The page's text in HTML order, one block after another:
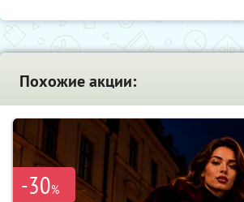
Похожие акции:
-30%